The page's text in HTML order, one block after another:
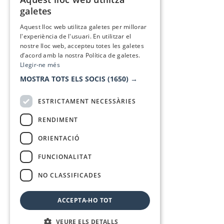
galetes
Aquest lloc web utilitza galetes per millorar
l'experiència de l'usuari. En utilitzar el
nostre lloc web, accepteu totes les galetes
d’acord amb la nostra Política de galetes.
Llegir-ne més
MOSTRA TOTS ELS SOCIS (1650) →
ESTRICTAMENT NECESSÀRIES
RENDIMENT
ORIENTACIÓ
FUNCIONALITAT
NO CLASSIFICADES
ACCEPTA-HO TOT
VEURE ELS DETALLS